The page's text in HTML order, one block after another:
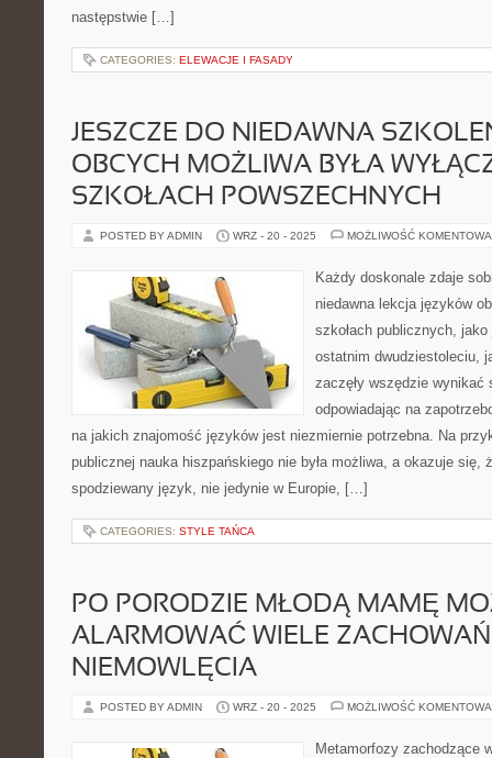
następstwie […]
CATEGORIES: ELEWACJE I FASADY
JESZCZE DO NIEDAWNA
OBCYCH MOŻLIWA BYŁA
SZKOŁACH POWSZECHNYCH
POSTED BY ADMIN WRZ - 20 - 2025 MOŻLIWOŚĆ
Każdy doskonale zdaje
niedawna lekcja języków
szkołach publicznych,
ostatnim dwudziestoleciu,
zaczęły wszędzie wynikać
odpowiadając na
na jakich znajomość języków jest niezmiernie potrzebna. Na
publicznej nauka hiszpańskiego nie była możliwa, a okazuje się,
spodziewany język, nie jedynie w Europie, […]
CATEGORIES: STYLE TAŃCA
PO PORODZIE MŁODĄ MAMĘ
ALARMOWAĆ WIELE ZACHOWAŃ
NIEMOWLĘCIA
POSTED BY ADMIN WRZ - 20 - 2025 MOŻLIWOŚĆ
Metamorfozy zachodzące